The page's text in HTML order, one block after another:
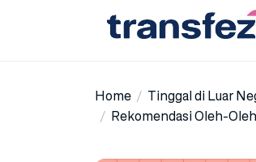
Home
Tinggal di Luar
Rekomendasi Oleh-